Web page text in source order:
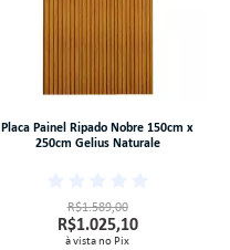
Placa Painel Ripado Nobre 150cm x
250cm Gelius Naturale
R$1.589,00
R$1.025,10
à vista no Pix